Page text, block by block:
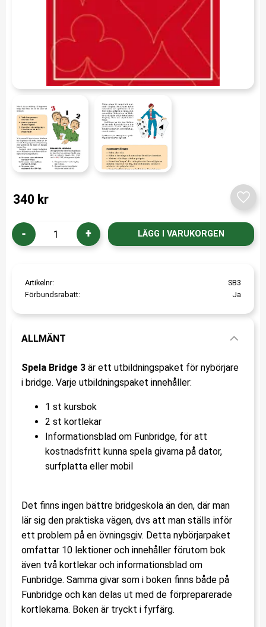
340 kr
+
-
Artikelnr
SB3
Förbundsrabatt
Ja
ALLMÄNT
Spela Bridge 3 är ett utbildningspaket för nybörjare
i bridge. Varje utbildningspaket innehåller:
1 st kursbok
2 st kortlekar
Informationsblad om Funbridge, för att
kostnadsfritt kunna spela givarna på dator,
surfplatta eller mobil
Det finns ingen bättre bridgeskola än den, där man
lär sig den praktiska vägen, dvs att man ställs inför
ett problem på en övningsgiv. Detta nybörjarpaket
omfattar 10 lektioner och innehåller förutom bok
även två kortlekar och informationsblad om
Funbridge. Samma givar som i boken finns både på
Funbridge och kan delas ut med de förpreparerade
kortlekarna. Boken är tryckt i fyrfärg.